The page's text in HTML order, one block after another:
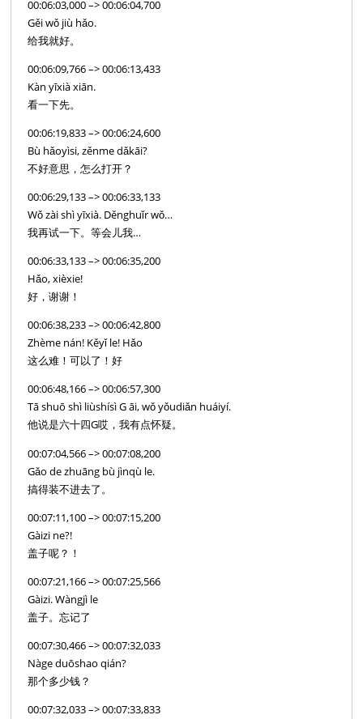
00:06:03,000 –> 00:06:04,700
Gěi wǒ jiù hǎo.
给我就好。
00:06:09,766 –> 00:06:13,433
Kàn yīxià xiān.
看一下先。
00:06:19,833 –> 00:06:24,600
Bù hǎoyìsi, zěnme dǎkāi?
不好意思，怎么打开？
00:06:29,133 –> 00:06:33,133
Wǒ zài shì yīxià. Děnghuǐr wǒ…
我再试一下。等会儿我…
00:06:33,133 –> 00:06:35,200
Hǎo, xièxie!
好，谢谢！
00:06:38,233 –> 00:06:42,800
Zhème nán! Kěyǐ le! Hǎo
这么难！可以了！好
00:06:48,166 –> 00:06:57,300
Tā shuō shì liùshísì G āi, wǒ yǒudiǎn huáiyí.
他说是六十四G哎，我有点怀疑。
00:07:04,566 –> 00:07:08,200
Gǎo de zhuāng bù jìnqù le.
搞得装不进去了。
00:07:11,100 –> 00:07:15,200
Gàizi ne?!
盖子呢？！
00:07:21,166 –> 00:07:25,566
Gàizi. Wàngjì le
盖子。忘记了
00:07:30,466 –> 00:07:32,033
Nàge duōshao qián?
那个多少钱？
00:07:32,033 –> 00:07:33,833